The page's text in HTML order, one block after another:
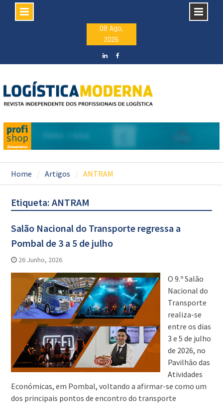
08 Ago,
2026
Home Artigos ANTRAM
Etiqueta: ANTRAM
Salão Nacional do Transporte regressa a
Pombal de 3 a 5 de julho
26 Junho, 2026
O 9.º Salão
Nacional do
Transporte
realiza-se
entre os dias
3 e 5 de julho
de 2026, no
Pavilhão das
Atividades
Económicas, em Pombal, voltando a afirmar-se como um
dos principais pontos de encontro do transporte